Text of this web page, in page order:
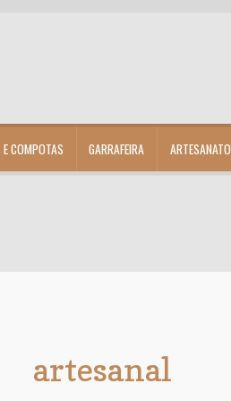
E COMPOTAS GARRAFEIRA ARTESANATO
artesanal